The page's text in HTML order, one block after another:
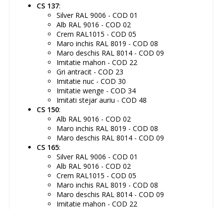
CS 137:
Silver RAL 9006 - COD 01
Alb RAL 9016 - COD 02
Crem RAL1015 - COD 05
Maro inchis RAL 8019 - COD 08
Maro deschis RAL 8014 - COD 09
Imitatie mahon - COD 22
Gri antracit - COD 23
Imitatie nuc - COD 30
Imitatie wenge - COD 34
Imitati stejar auriu - COD 48
CS 150:
Alb RAL 9016 - COD 02
Maro inchis RAL 8019 - COD 08
Maro deschis RAL 8014 - COD 09
CS 165:
Silver RAL 9006 - COD 01
Alb RAL 9016 - COD 02
Crem RAL1015 - COD 05
Maro inchis RAL 8019 - COD 08
Maro deschis RAL 8014 - COD 09
Imitatie mahon - COD 22